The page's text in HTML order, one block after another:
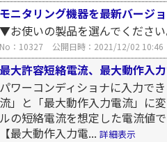
モニタリング機器を最新バージ
▼お使いの製品を選んでください
No：10327 公開日時：2021/12/02 10:46
最大許容短絡電流、最大動作入
パワーコンディショナに入力で
流」と「最大動作入力電流」に
ルの短絡電流を想定した電流値
【最大動作入力電... 詳細表示